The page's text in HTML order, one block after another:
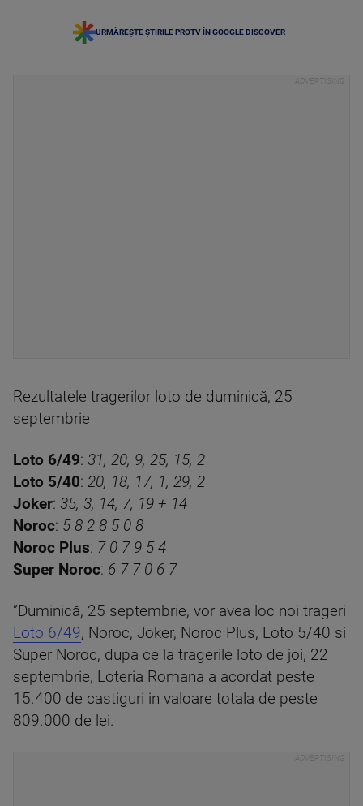
URMĂREȘTE ȘTIRILE PROTV ÎN GOOGLE DISCOVER
Rezultatele tragerilor loto de duminică, 25
septembrie
Loto 6/49: 31, 20, 9, 25, 15, 2
Loto 5/40: 20, 18, 17, 1, 29, 2
Joker: 35, 3, 14, 7, 19 + 14
Noroc: 5 8 2 8 5 0 8
Noroc Plus: 7 0 7 9 5 4
Super Noroc: 6 7 7 0 6 7
”Duminică, 25 septembrie, vor avea loc noi trageri
Loto 6/49, Noroc, Joker, Noroc Plus, Loto 5/40 si
Super Noroc, dupa ce la tragerile loto de joi, 22
septembrie, Loteria Romana a acordat peste
15.400 de castiguri in valoare totala de peste
809.000 de lei.